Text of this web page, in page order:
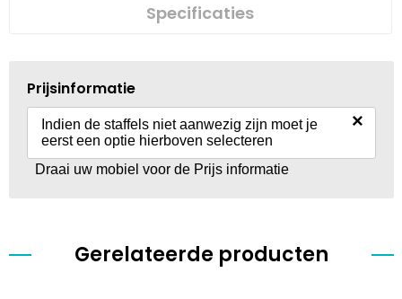
Specificaties
Prijsinformatie
Indien de staffels niet aanwezig zijn moet je
eerst een optie hierboven selecteren
×
Draai uw mobiel voor de Prijs informatie
Gerelateerde producten